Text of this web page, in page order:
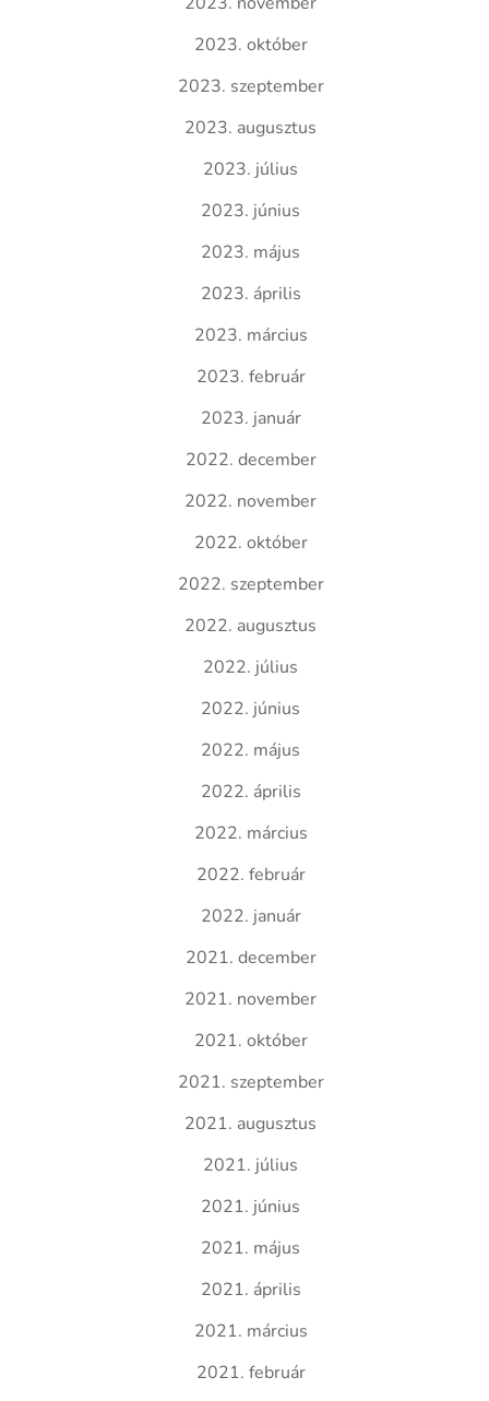
2023. október
2023. szeptember
2023. augusztus
2023. július
2023. június
2023. május
2023. április
2023. március
2023. február
2023. január
2022. december
2022. november
2022. október
2022. szeptember
2022. augusztus
2022. július
2022. június
2022. május
2022. április
2022. március
2022. február
2022. január
2021. december
2021. november
2021. október
2021. szeptember
2021. augusztus
2021. július
2021. június
2021. május
2021. április
2021. március
2021. február